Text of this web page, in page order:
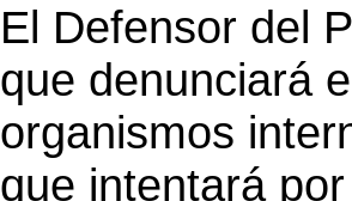
El Defensor del
que denunciará
organismos
que intentará